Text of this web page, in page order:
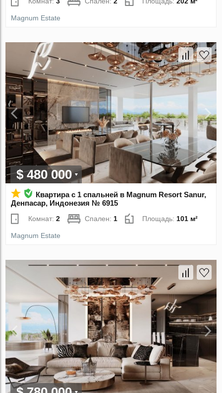
Magnum Estate
$ 480 000
Квартира с 1 спальней в Magnum Resort Sanur,
Денпасар, Индонезия № 6915
Комнат:2 Спален: 1 Площадь: 101 м²
Magnum Estate